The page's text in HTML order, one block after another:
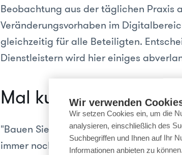
Wir verwenden
Wir setzen Cookies ein, um die
analysieren, einschließlich des
Suchbegriffen und Ihnen auf Ihr
Informationen anbieten zu können.
Beobachtung aus der täglichen Praxis
Veränderungsvorhaben im
gleichzeitig für alle Beteiligten.
Dienstleistern wird hier einiges
Mal kurz eine Website
"Bauen Sie uns doch kurz mal eine
immer noch viel zu oft – und müssen